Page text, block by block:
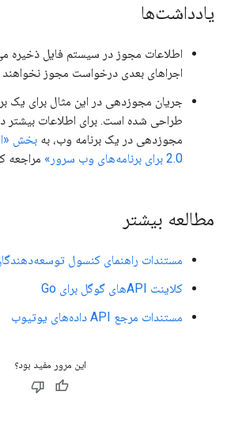
یادداشت‌ها
اطلاعات مجوز در سیستم فایل ذخیره
اجراهای بعدی درخواست مجوز نخواهند
جریان مجوزدهی در این مثال برای یک
طراحی شده است. برای اطلاعات بیشتر
مجوزدهی در یک برنامه وب، به
2.0 برای برنامه‌های وب سرور»
مراجعه
مطالعه بیشتر
مستندات راهنمای کنسول
کلاینت APIهای گوگل برای Go
مستندات مرجع API داده‌های یوتیوب
این مرور مفید بود؟